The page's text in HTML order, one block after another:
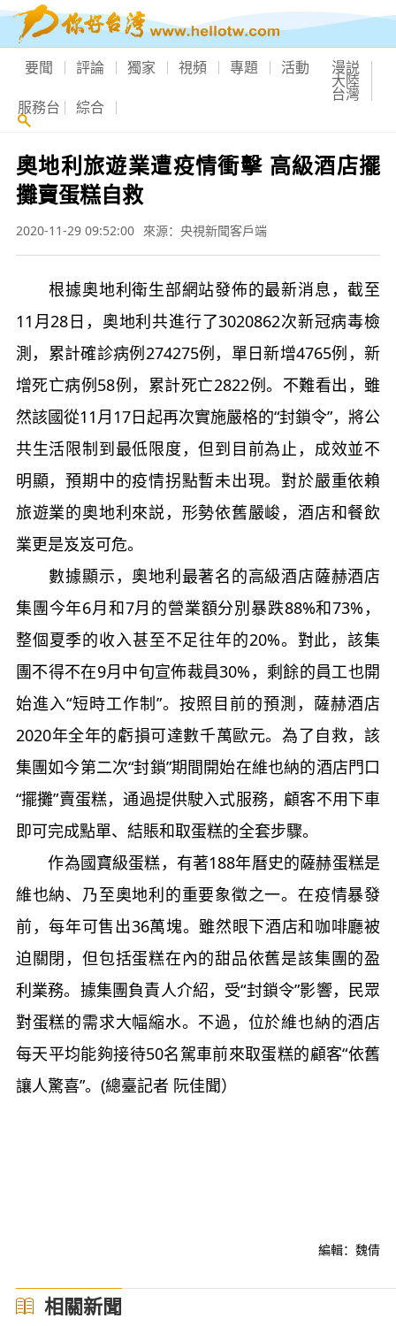
要聞 評論 獨家 視頻 專題 活動 漫説
大陸
台灣
服務台 綜合
奧地利旅遊業遭疫情衝擊 高級酒店擺
攤賣蛋糕自救
2020-11-29 09:52:00 來源：央視新聞客戶端
根據奧地利衛生部網站發佈的最新消息，截至
11月28日，奧地利共進行了3020862次新冠病毒檢
測，累計確診病例274275例，單日新增4765例，新
增死亡病例58例，累計死亡2822例。不難看出，雖
然該國從11月17日起再次實施嚴格的“封鎖令”，將公
共生活限制到最低限度，但到目前為止，成效並不
明顯，預期中的疫情拐點暫未出現。對於嚴重依賴
旅遊業的奧地利來説，形勢依舊嚴峻，酒店和餐飲
業更是岌岌可危。
數據顯示，奧地利最著名的高級酒店薩赫酒店
集團今年6月和7月的營業額分別暴跌88%和73%，
整個夏季的收入甚至不足往年的20%。對此，該集
團不得不在9月中旬宣佈裁員30%，剩餘的員工也開
始進入“短時工作制”。按照目前的預測，薩赫酒店
2020年全年的虧損可達數千萬歐元。為了自救，該
集團如今第二次“封鎖”期間開始在維也納的酒店門口
“擺攤”賣蛋糕，通過提供駛入式服務，顧客不用下車
即可完成點單、結賬和取蛋糕的全套步驟。
作為國寶級蛋糕，有著188年曆史的薩赫蛋糕是
維也納、乃至奧地利的重要象徵之一。在疫情暴發
前，每年可售出36萬塊。雖然眼下酒店和咖啡廳被
迫關閉，但包括蛋糕在內的甜品依舊是該集團的盈
利業務。據集團負責人介紹，受“封鎖令”影響，民眾
對蛋糕的需求大幅縮水。不過，位於維也納的酒店
每天平均能夠接待50名駕車前來取蛋糕的顧客“依舊
讓人驚喜”。(總臺記者 阮佳聞）
編輯：魏倩
相關新聞